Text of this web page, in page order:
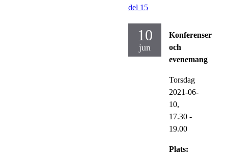
del 15
10
jun
Konferenser
och
evenemang
Torsdag
2021-06-
10,
17.30 -
19.00
Plats: